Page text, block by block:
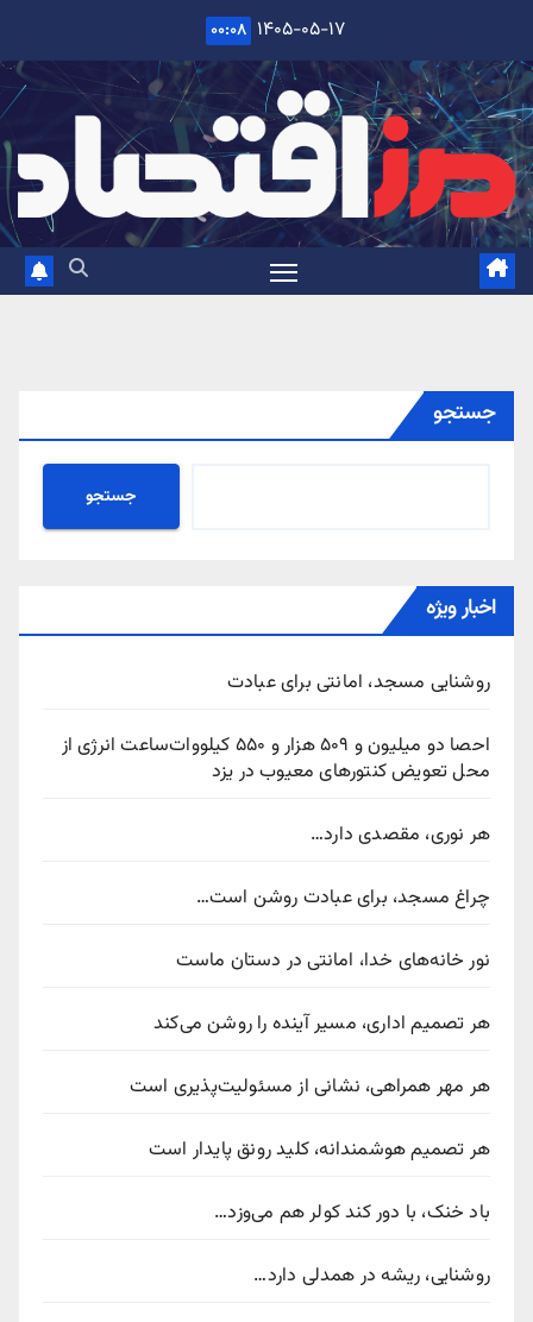
content
۱۴۰۵-۰۵-۱۷ ۰۰:۰۸
جستجو
جستجو
اخبار ویژه
روشنایی مسجد، امانتی برای عبادت
احصا دو میلیون و ۵۰۹ هزار و ۵۵۰ کیلووات‌ساعت انرژی از
محل تعویض کنتورهای معیوب در یزد
هر نوری، مقصدی دارد…
چراغ مسجد، برای عبادت روشن است…
نور خانه‌های خدا، امانتی در دستان ماست
هر تصمیم اداری، مسیر آینده را روشن می‌کند
هر مهر همراهی، نشانی از مسئولیت‌پذیری است
هر تصمیم هوشمندانه، کلید رونق پایدار است
باد خنک، با دور کند کولر هم می‌وزد…
روشنایی، ریشه در همدلی دارد…